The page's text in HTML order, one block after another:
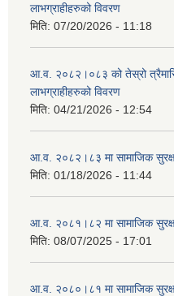
लाभग्राहीहरुको विवरण
मिति: 07/20/2026 - 11:18
आ.व. २०८२।०८३ को तेस्रो
लाभग्राहीहरुको विवरण
मिति: 04/21/2026 - 12:54
आ.व. २०८२।८३ मा सामाजिक सुरक्षा
मिति: 01/18/2026 - 11:44
आ.व. २०८१।८२ मा सामाजिक सुरक्षा
मिति: 08/07/2025 - 17:01
आ.व. २०८०।८१ मा सामाजिक सुरक्षा